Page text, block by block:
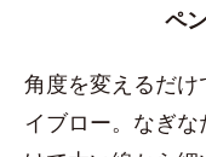
ペ
角度を変えるだ
イブロー。なぎ